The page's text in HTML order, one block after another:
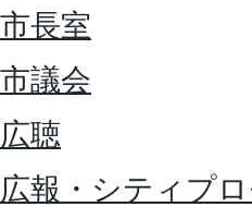
市長室
市議会
広聴
広報・シティプ